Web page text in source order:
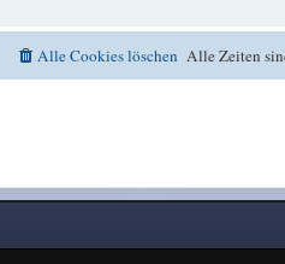
Alle Zeiten
Alle Cookies löschen